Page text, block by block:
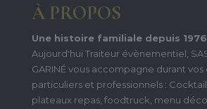
À PROPOS
Une histoire familiale depuis 1976
Aujourd'hui Traiteur évènementiel,
GARINÉ vous accompagne durant
particuliers et professionnels :
plateaux repas, foodtruck, menu